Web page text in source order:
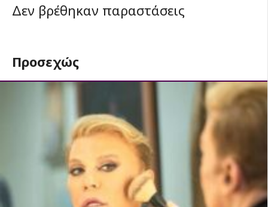
Δεν βρέθηκαν παραστάσεις
Προσεχώς